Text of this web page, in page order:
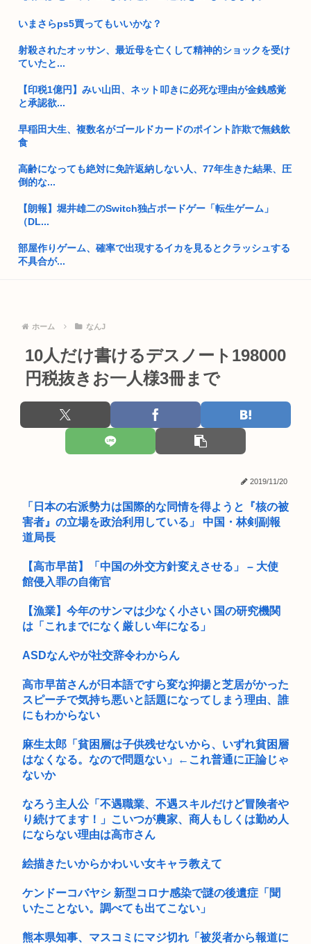
アメリカ日本向け原油、突然輸出量が4割も激減してしまう。
童貞大学生ワイ、バイト先のJDに飲みに誘われる！！！
熊本大震災震度7 （死者数38人）
職場のババアが熊本に寄せ書き書こうとか言い出した
緊縮財政論者として知られる大物財務官僚、高市早苗の逆鱗に
触れ左遷
開成→東大法学部トップのエース官僚もサナ(神戸大)には勝て
なかっ...
就職氷河期世代が救われる方法
自民党「日本人56す56す56す56す56すコロスコロスコロ
ス…...
ドイツ人、熱中症で1ヶ月で9600人死亡www
普通の日本人「アレ..?まともな政治議論できんの『自民党』し
かな...
部落民のことお前らの地域ってなんて言ってた？
中国大使館に侵入した自衛官（24）、動機を告白「中国の強硬
いまさらps5買ってもいいかな？
射殺されたオッサン、最近母を亡くして精神的ショックを受け
ていたと...
【印税1億円】みい山田、ネット叩きに必死な理由が金銭感覚
と承認欲...
早稲田大生、複数名がゴールドカードのポイント詐欺で無銭飲
食
高齢になっても絶対に免許返納しない人、77年生きた結果、圧
倒的な...
【朗報】堀井雄二のSwitch独占ボードゲー「転生ゲーム」
（DL...
部屋作りゲーム、確率で出現するイカを見るとクラッシュする
不具合が...
無職転生の重婚の話がキモイってまた盛り上がってる
女子大生ってセクロスしてるくせに澄ました顔で授業受けてる
のは何故...
ウェア埋...
【訃報】寿美花代さん死去
高市早苗の熊本襲来時、被災者の声遮られていた！
中道改革連合・国民民主・立憲民主・共産が消費税減税にブチ
ギレ発狂...
ゼンゼロのベーグル計画やってみたら面白すぎてワロタwww
ん「マ...
警察「違反ですね」俺「一度この車から見てくださいよ」→見
通しの悪...
日本車の原価、たったの30~90万円と判明…
ホーム なんJ
10人だけ書けるデスノート198000
円税抜きお一人様3冊まで
2019/11/20
「日本の右派勢力は国際的な同情を得ようと『核の被
害者』の立場を政治利用している」 中国・林剣副報
道局長
【高市早苗】「中国の外交方針変えさせる」 – 大使
館侵入罪の自衛官
【漁業】今年のサンマは少なく小さい 国の研究機関
は「これまでになく厳しい年になる」
ASDなんやが社交辞令わからん
高市早苗さんが日本語ですら変な抑揚と芝居がかった
スピーチで気持ち悪いと話題になってしまう理由、誰
にもわからない
麻生太郎「貧困層は子供残せないから、いずれ貧困層
はなくなる。なので問題ない」←これ普通に正論じゃ
ないか
なろう主人公「不遇職業、不遇スキルだけど冒険者や
り続けてます！」こいつが農家、商人もしくは勤め人
にならない理由は高市さん
絵描きたいからかわいい女キャラ教えて
ケンドーコバヤシ 新型コロナ感染で謎の後遺症「聞
いたことない。調べても出てこない」
熊本県知事、マスコミにマジ切れ「被災者から報道に